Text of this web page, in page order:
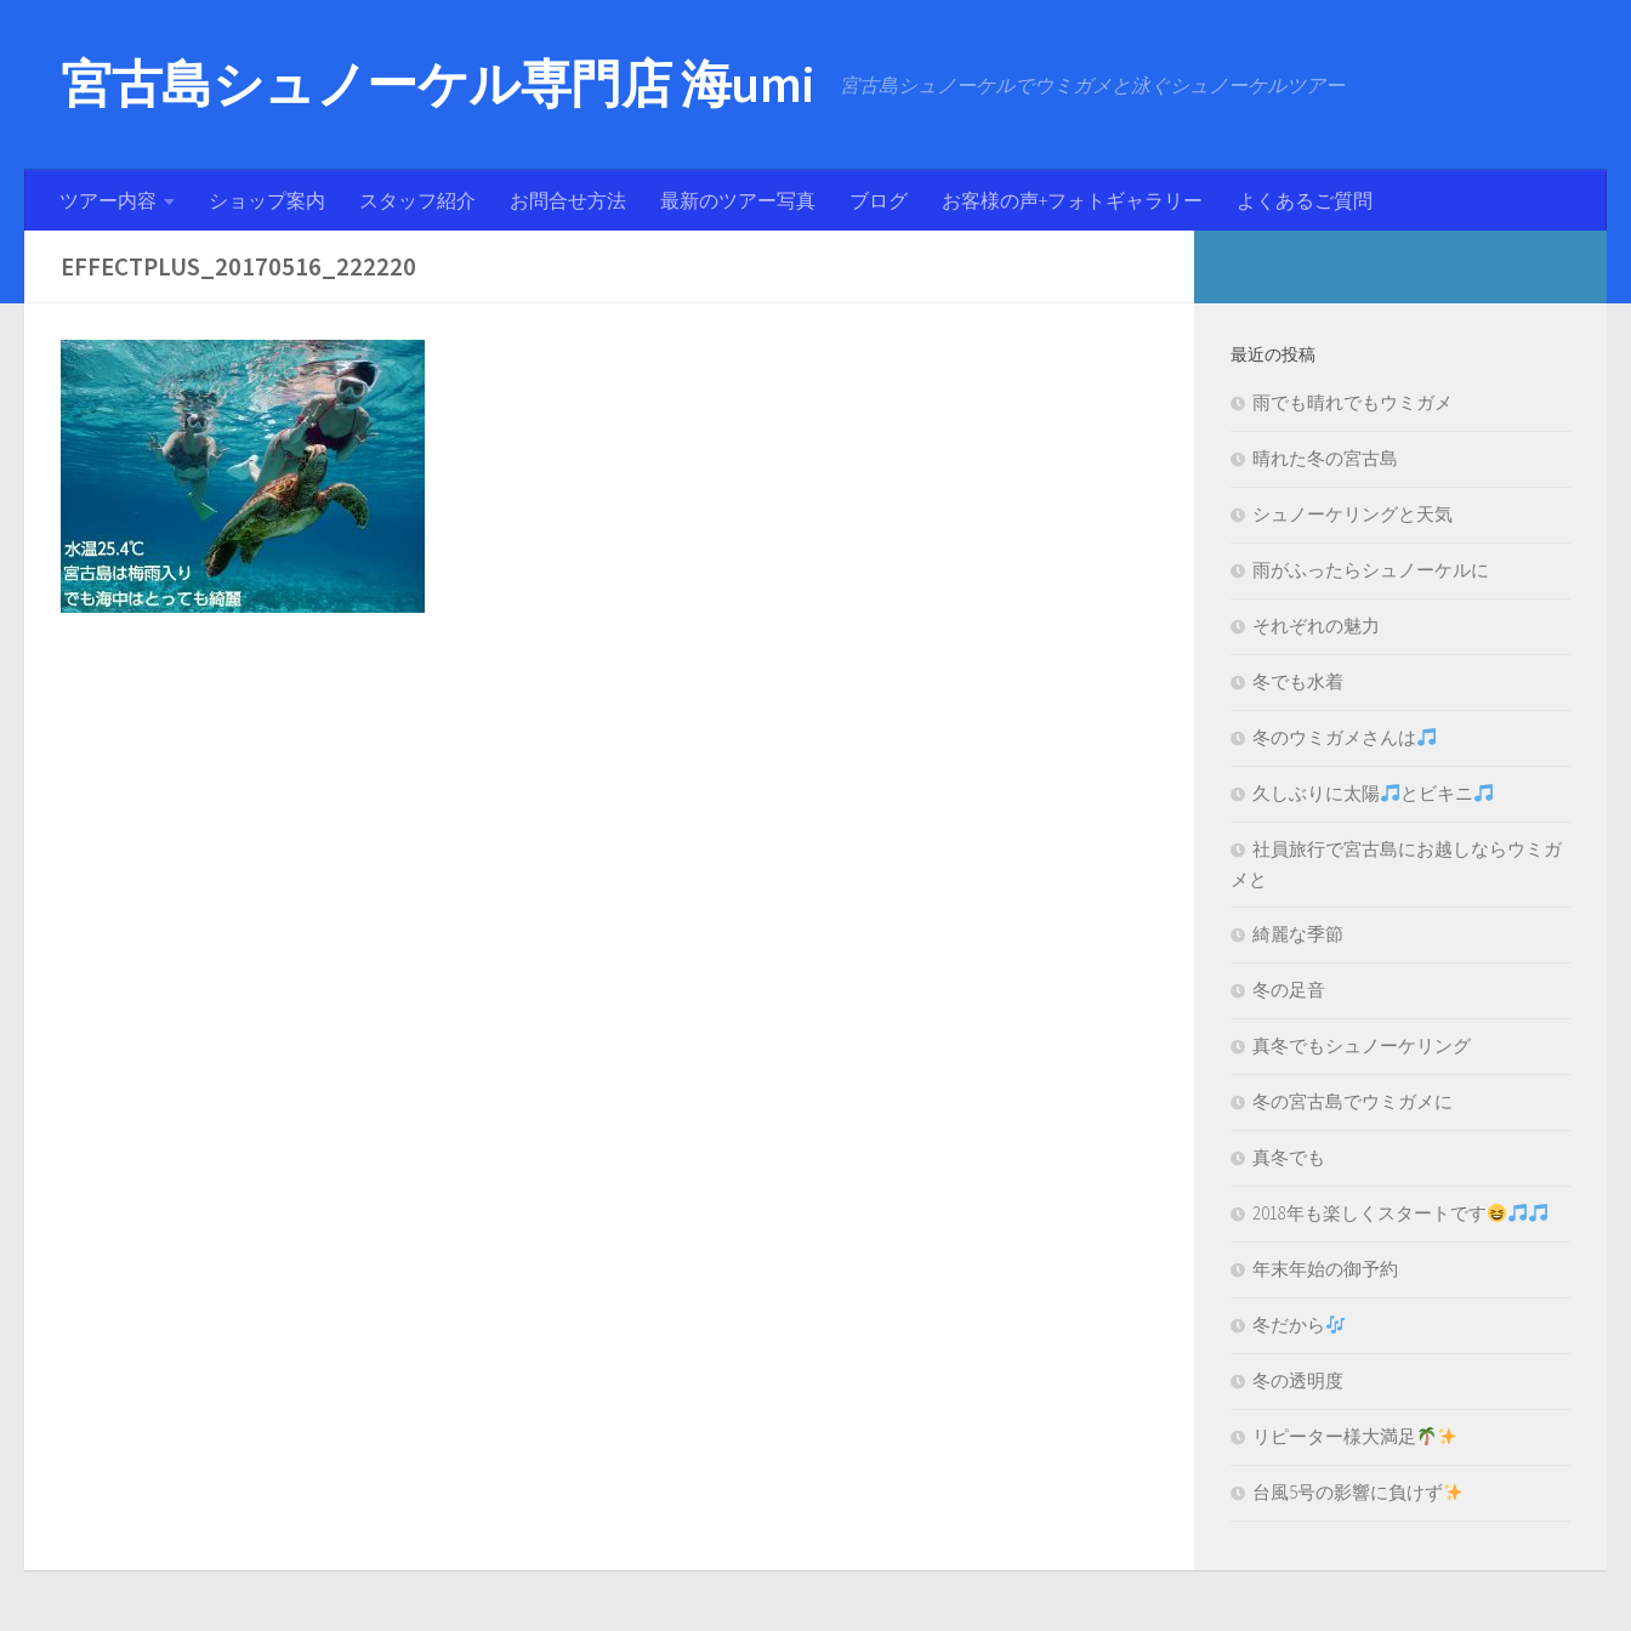
宮古島シュノーケル専門店 海umi 宮古島シュノーケルでウミガメと泳ぐシュノーケルツアー
ツアー内容 ショップ案内 スタッフ紹介 お問合せ方法 最新のツアー写真 ブログ お客様の声+フォトギャラリー よくあるご質問
EFFECTPLUS_20170516_222220
最近の投稿
雨でも晴れでもウミガメ
晴れた冬の宮古島
シュノーケリングと天気
雨がふったらシュノーケルに
それぞれの魅力
冬でも水着
冬のウミガメさんは
久しぶりに太陽 とビキニ
社員旅行で宮古島にお越しならウミガ
メと
綺麗な季節
冬の足音
真冬でもシュノーケリング
冬の宮古島でウミガメに
真冬でも
2018年も楽しくスタートです
年末年始の御予約
冬だから
冬の透明度
リピーター様大満足
台風5号の影響に負けず